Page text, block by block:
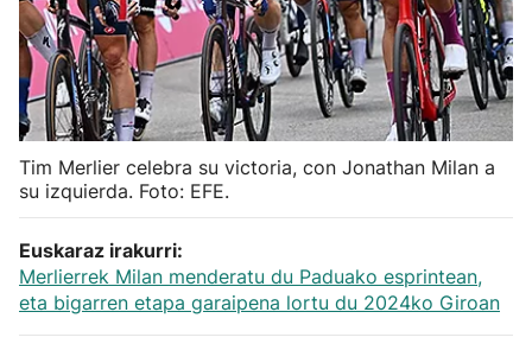
Carreras de montaña
Más deportes
"Helmuga"
Tim Merlier celebra su victoria, con Jonathan Milan a
su izquierda. Foto: EFE.
Euskaraz irakurri:
Merlierrek Milan menderatu du Paduako esprintean,
eta bigarren etapa garaipena lortu du 2024ko Giroan